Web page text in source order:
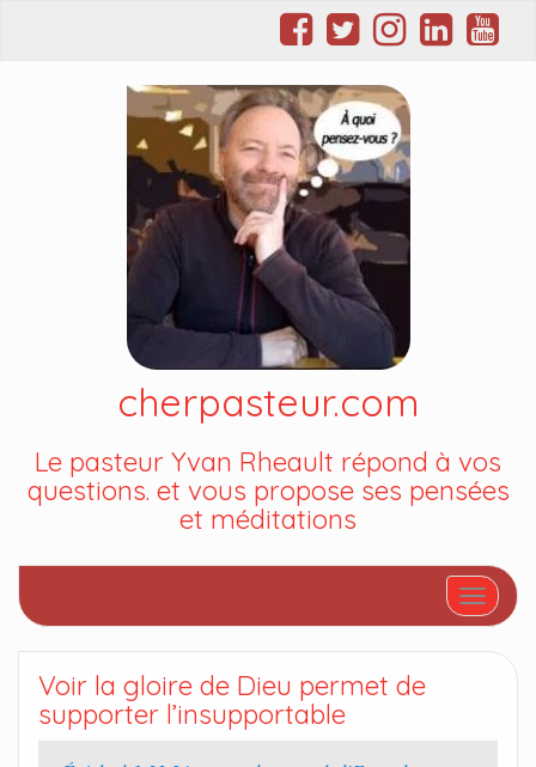
cherpasteur.com
Le pasteur Yvan Rheault répond à vos
questions. et vous propose ses pensées
et méditations
Afficher/
Voir la gloire de Dieu permet de
supporter l’insupportable